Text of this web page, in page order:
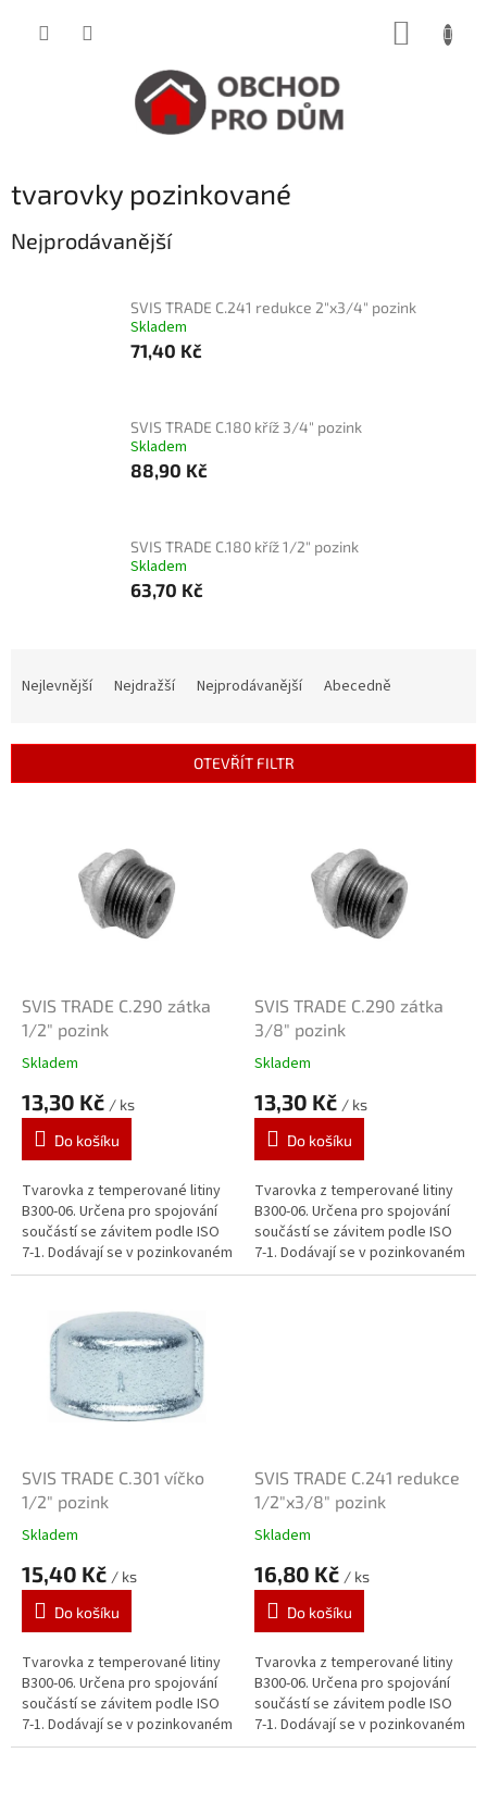
tvarovky pozinkované
Nejprodávanější
SVIS TRADE C.241 redukce 2"x3/4" pozink
Skladem
71,40 Kč
SVIS TRADE C.180 kříž 3/4" pozink
Skladem
88,90 Kč
SVIS TRADE C.180 kříž 1/2" pozink
Skladem
63,70 Kč
í
Nejlevnější Nejdražší Nejprodávanější Abecedně
OTEVŘÍT FILTR
SVIS TRADE C.290 zátka
1/2" pozink
Skladem
13,30 Kč / ks
Do košíku
Tvarovka z temperované litiny
B300-06. Určena pro spojování
součástí se závitem podle ISO
7-1. Dodávají se v pozinkovaném
provedení. Zinkový povlak o
SVIS TRADE C.290 zátka
3/8" pozink
Skladem
13,30 Kč / ks
Do košíku
Tvarovka z temperované litiny
B300-06. Určena pro spojování
součástí se závitem podle ISO
7-1. Dodávají se v pozinkovaném
provedení. Zinkový povlak o
SVIS TRADE C.301 víčko
1/2" pozink
Skladem
15,40 Kč / ks
Do košíku
Tvarovka z temperované litiny
B300-06. Určena pro spojování
součástí se závitem podle ISO
7-1. Dodávají se v pozinkovaném
provedení. Zinkový povlak o
SVIS TRADE C.241 redukce
1/2"x3/8" pozink
Skladem
16,80 Kč / ks
Do košíku
Tvarovka z temperované litiny
B300-06. Určena pro spojování
součástí se závitem podle ISO
7-1. Dodávají se v pozinkovaném
provedení. Zinkový povlak o